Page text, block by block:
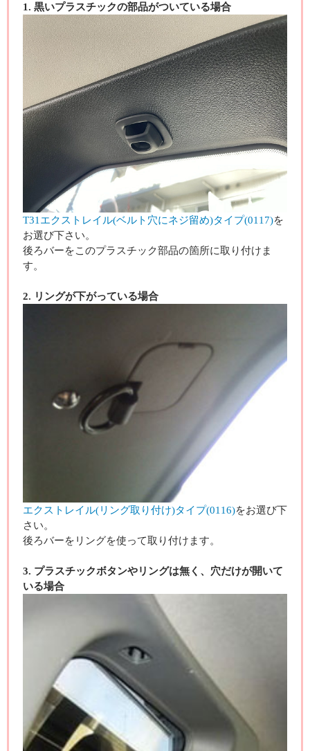
1. 黒いプラスチックの部品がついている場合
T31エクストレイル(ベルト穴にネジ留め)タイプ(0117)を
お選び下さい。
後ろバーをこのプラスチック部品の箇所に取り付けま
す。
2. リングが下がっている場合
エクストレイル(リング取り付け)タイプ(0116)をお選び下
さい。
後ろバーをリングを使って取り付けます。
3. プラスチックボタンやリングは無く、穴だけが開いて
いる場合